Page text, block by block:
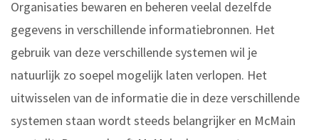
Organisaties bewaren en beheren veelal dezelfde
gegevens in verschillende informatiebronnen. Het
gebruik van deze verschillende systemen wil je
natuurlijk zo soepel mogelijk laten verlopen. Het
uitwisselen van de informatie die in deze verschillende
systemen staan wordt steeds belangrijker en McMain